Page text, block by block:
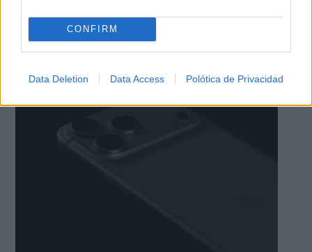
CONFIRM
Data Deletion Data Access Polótica de Privacidad
No es tu imaginación
¿Ves caras en enchufes, coches o nubes? Tiene